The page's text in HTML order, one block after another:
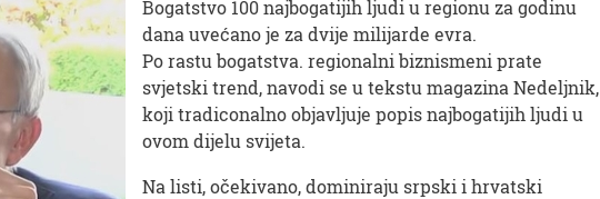
Bogatstvo 100 najbogatijih ljudi u regionu za godinu
dana uvećano je za dvije milijarde evra.
Po rastu bogatstva. regionalni biznismeni prate
svjetski trend, navodi se u tekstu magazina Nedeljnik,
koji tradiconalno objavljuje popis najbogatijih ljudi u
ovom dijelu svijeta.
Na listi, očekivano, dominiraju srpski i hrvatski